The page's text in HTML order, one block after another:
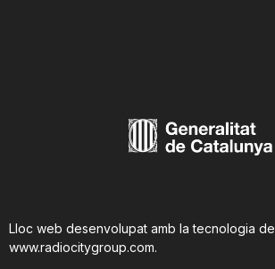
Lloc web desenvolupat amb la tecnologia de
www.radiocitygroup.com.